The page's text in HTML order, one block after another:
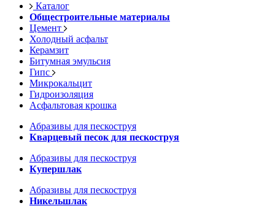
Каталог
Общестроительные материалы
Цемент
Холодный асфальт
Керамзит
Битумная эмульсия
Гипс
Микрокальцит
Гидроизоляция
Асфальтовая крошка
Абразивы для пескоструя
Кварцевый песок для пескоструя
Абразивы для пескоструя
Купершлак
Абразивы для пескоструя
Никельшлак